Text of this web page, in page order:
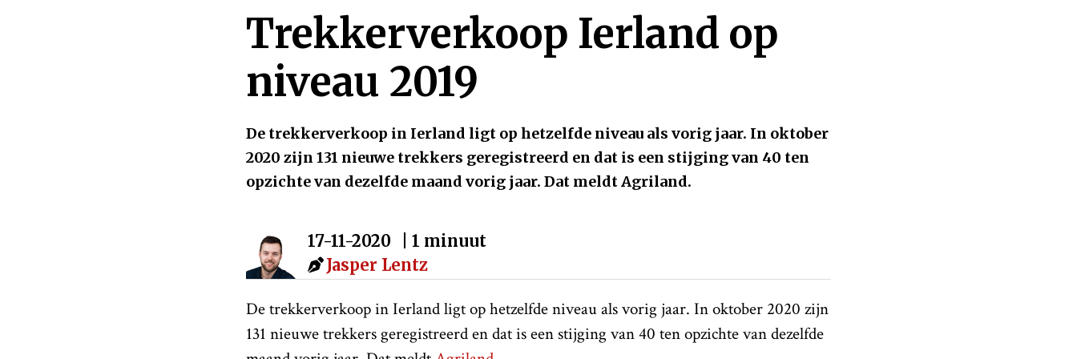
Trekkerverkoop Ierland op
niveau 2019
De trekkerverkoop in Ierland ligt op hetzelfde niveau als vorig jaar. In oktober
2020 zijn 131 nieuwe trekkers geregistreerd en dat is een stijging van 40 ten
opzichte van dezelfde maand vorig jaar. Dat meldt Agriland.
17-11-2020
| 1 minuut
Jasper Lentz
De trekkerverkoop in Ierland ligt op hetzelfde niveau als vorig jaar. In oktober 2020 zijn
131 nieuwe trekkers geregistreerd en dat is een stijging van 40 ten opzichte van dezelfde